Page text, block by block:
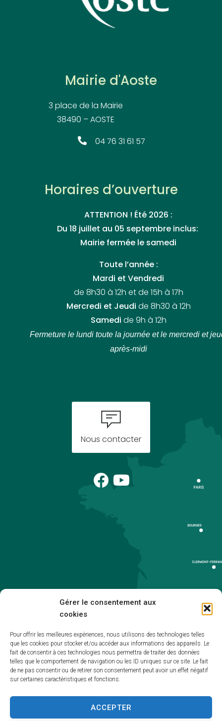
Gérer le consentement aux
cookies
Pour offrir les meilleures expériences, nous utilisons des technologies telles
que les cookies pour stocker et/ou accéder aux informations des appareils. Le
fait de consentir à ces technologies nous permettra de traiter des données
telles que le comportement de navigation ou les ID uniques sur ce site. Le fait
de ne pas consentir ou de retirer son consentement peut avoir un effet négatif
sur certaines caractéristiques et fonctions.
ACCEPTER
Mairie d'Aoste
3 place de la Mairie
38490 – AOSTE
04 76 31 61 57
Horaires d’ouverture
ATTENTION ! Été 2026 :
Du 18 juillet au 05 septembre inclus:
Mairie fermée le samedi
Toute l’année :
Mardi et Vendredi
de 8h30 à 12h et de 15h à 17h
Mercredi et Jeudi de 8h30 à 12h
Samedi de 9h à 12h
Fermeture le lundi toute la journée et le mercredi et
après-midi
Nous contacter
Accessibilité